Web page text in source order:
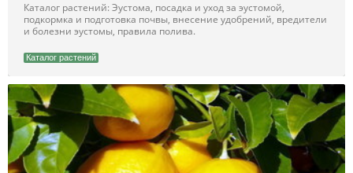
Каталог растений: Эустома, посадка и уход за эустомой,
подкормка и подготовка почвы, внесение удобрений, вредители
и болезни эустомы, правила полива.
Каталог растений